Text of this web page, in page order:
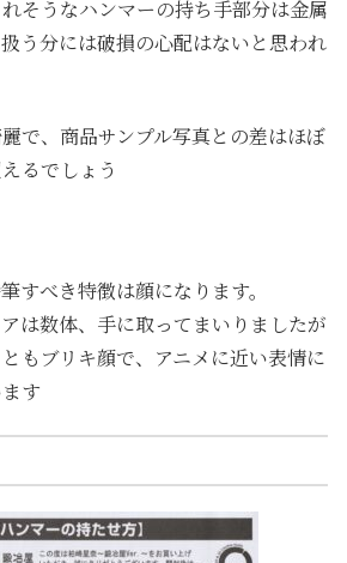
そうなハンマーの持ち手部分は金属
う分には破損の心配はないと思われ
で、商品サンプル写真との差はほぼ
るでしょう
すべき特徴は顔になります。
は数体、手に取ってまいりましたが
もブリキ顔で、アニメに近い表情に
す